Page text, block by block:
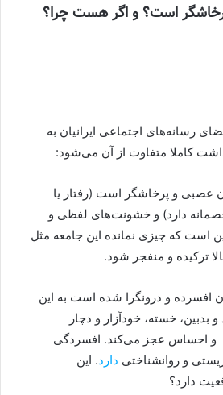
است؟ و اگر هست چرا؟
رسانه‌های اجتماعی ایرانیان به
کاملا متفاوت از آن می‌شود:
عصبی و پرخاشگر است (رفتار یا
دارد) و خشونت‌های لفظی و
است که چیزی نمانده این جامعه مثل
ترکیده و منفجر شود.
افسرده و درونگرا شده است به این
و بدبین، خسته، خودآزار و دچار
احساس عجز می‌کند. افسردگی
و روانشناختی دارد. این
دارد؟